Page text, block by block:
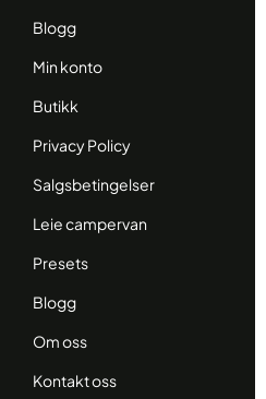
Blogg
Min konto
Butikk
Privacy Policy
Salgsbetingelser
Leie campervan
Presets
Blogg
Om oss
Kontakt oss